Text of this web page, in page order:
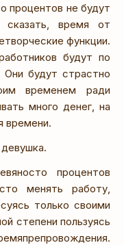
процентов не будут
время от
функции.
будут по
Они будут страстно
временем ради
много денег, на
времени.
процентов
менять работу,
только своими
степени пользуясь